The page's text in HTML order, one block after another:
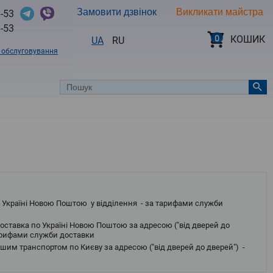
53
53
обслуговування
Замовити дзвінок Викликати майстра
UA RU 0 КОШИК
Україні Новою Поштою у відділення - за тарифами служби
по Україні Новою Поштою за адресою ("від дверей до
служби доставки
транспортом по Києву за адресою ("від дверей до дверей") -